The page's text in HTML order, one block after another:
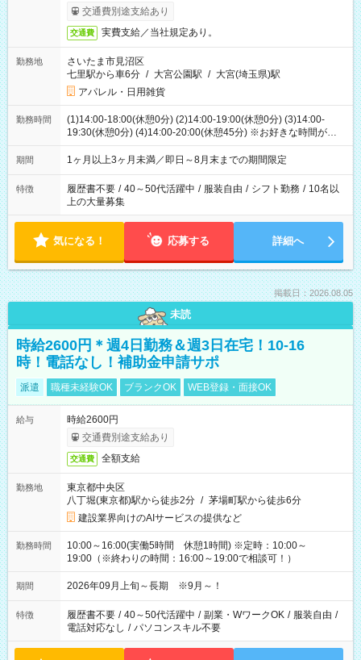
交通費別途支給あり
交通費 実費支給／当社規定あり。
勤務地
さいたま市見沼区
七里駅から車6分 / 大宮公園駅 / 大宮(埼玉県)駅
アパレル・日用雑貨
勤務時間
(1)14:00-18:00(休憩0分) (2)14:00-19:00(休憩0分) (3)14:00-
19:30(休憩0分) (4)14:00-20:00(休憩45分) ※お好きな時間が選べ
ます
期間 1ヶ月以上3ヶ月未満／即日～8月末までの期間限定
特徴 履歴書不要 / 40～50代活躍中 / 服装自由 / シフト勤務 / 10名以
上の大量募集
気になる！ 応募する 詳細へ
掲載日：2026.08.05
未読
時給2600円＊週4日勤務＆週3日在宅！10-16
時！電話なし！補助金申請サポ
派遣 職種未経験OK ブランクOK WEB登録・面接OK
給与
時給2600円
交通費別途支給あり
交通費 全額支給
勤務地
東京都中央区
八丁堀(東京都)駅から徒歩2分 / 茅場町駅から徒歩6分
建設業界向けのAIサービスの提供など
勤務時間
10:00～16:00(実働5時間 休憩1時間) ※定時：10:00～
19:00（※終わりの時間：16:00～19:00で相談可！）
期間 2026年09月上旬～長期 ※9月～！
特徴 履歴書不要 / 40～50代活躍中 / 副業・WワークOK / 服装自由 /
電話対応なし / パソコンスキル不要